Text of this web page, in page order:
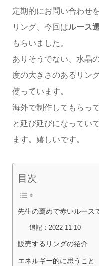
定期的にお問い合わせ
リング、今回はルース
もらいました。
ありそうでない、水晶
度の大きさのあるリン
使っています。
海外で制作してもらっ
と延び延びになってい
ます。嬉しいです。
目次
先生の薦めで赤いルース
追記：2022-11-10
販売するリングの紹介
エネルギー的に思うこと